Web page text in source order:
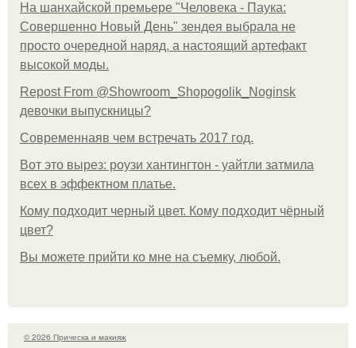
На шанхайской премьере "Человека - Паука:
Совершенно Новый День" зендея выбрала не
просто очередной наряд, а настоящий артефакт
высокой моды.
Repost From @Showroom_Shopogolik_Noginsk
девочки выпускницы?
Современнаяв чем встречать 2017 год.
Вот это вырез: роузи хантингтон - уайтли затмила
всех в эффектном платьe.
Кому подходит черный цвет. Кому подходит чёрный
цвет?
Вы можете прийти ко мне на съемку, любой.
© 2026 Прическа и макияж